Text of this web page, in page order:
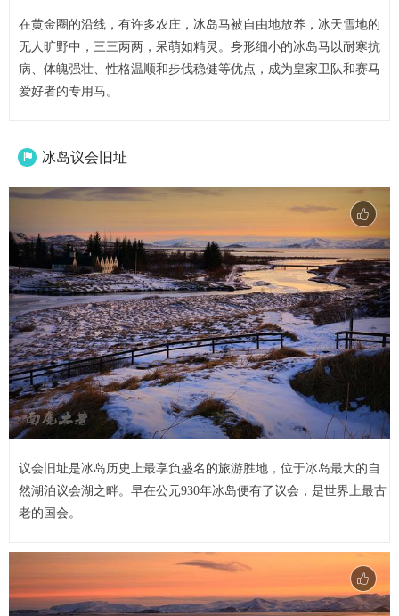
在黄金圈的沿线，有许多农庄，冰岛马被自由地放养，冰天雪地的
无人旷野中，三三两两，呆萌如精灵。身形细小的冰岛马以耐寒抗
病、体魄强壮、性格温顺和步伐稳健等优点，成为皇家卫队和赛马
爱好者的专用马。
 冰岛议会旧址
议会旧址是冰岛历史上最享负盛名的旅游胜地，位于冰岛最大的自
然湖泊议会湖之畔。早在公元930年冰岛便有了议会，是世界上最古
老的国会。